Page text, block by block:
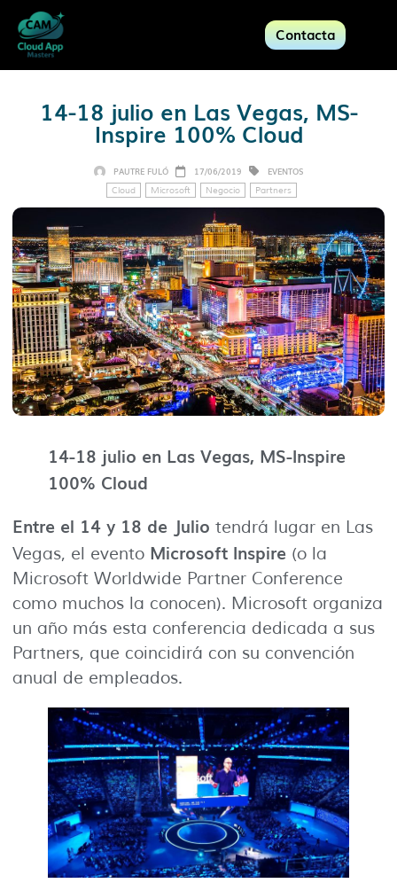
Contacta
14-18 julio en Las Vegas, MS-
Inspire 100% Cloud
PAUTRE FULÓ 17/06/2019 EVENTOS
Cloud Microsoft Negocio Partners
14-18 julio en Las Vegas, MS-Inspire
100% Cloud
Entre el 14 y 18 de Julio tendrá lugar en Las
Vegas, el evento Microsoft Inspire (o la
Microsoft Worldwide Partner Conference
como muchos la conocen). Microsoft organiza
un año más esta conferencia dedicada a sus
Partners, que coincidirá con su convención
anual de empleados.